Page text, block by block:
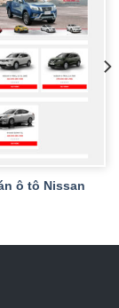
ô tô Nissan